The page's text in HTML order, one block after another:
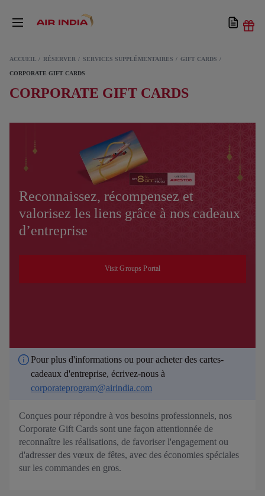
ACCUEIL RÉSERVER SERVICES SUPPLÉMENTAIRES GIFT CARDS
CORPORATE GIFT CARDS
CORPORATE GIFT CARDS
Reconnaissez, récompensez et
valorisez les liens grâce à nos cadeaux
d’entreprise
Visit Groups Portal
Pour plus d'informations ou pour acheter des cartes-
cadeaux d'entreprise, écrivez-nous à
corporateprogram@airindia.com
Conçues pour répondre à vos besoins professionnels, nos
Corporate Gift Cards sont une façon attentionnée de
reconnaître les réalisations, de favoriser l'engagement ou
d'adresser des vœux de fêtes, avec des économies spéciales
sur les commandes en gros.